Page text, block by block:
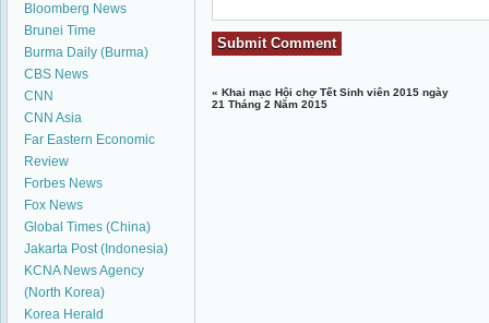
Bloomberg News
Brunei Time
Burma Daily (Burma)
CBS News
CNN
CNN Asia
Far Eastern Economic
Review
Forbes News
Fox News
Global Times (China)
Jakarta Post (Indonesia)
KCNA News Agency
(North Korea)
Korea Herald
«Khai mạc Hội chợ Tết Sinh viên 2015 ngày
21 Tháng 2 Năm 2015